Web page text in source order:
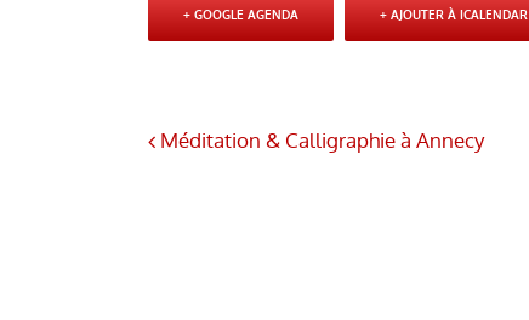
+ GOOGLE AGENDA + AJOUTER À ICALENDAR
Méditation & Calligraphie à Annecy